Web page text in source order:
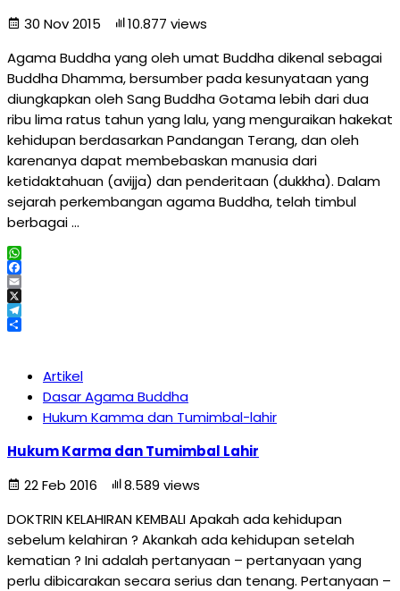
30 Nov 2015
10.877 views
Agama Buddha yang oleh umat Buddha dikenal sebagai
Buddha Dhamma, bersumber pada kesunyataan yang
diungkapkan oleh Sang Buddha Gotama lebih dari dua
ribu lima ratus tahun yang lalu, yang menguraikan hakekat
kehidupan berdasarkan Pandangan Terang, dan oleh
karenanya dapat membebaskan manusia dari
ketidaktahuan (avijja) dan penderitaan (dukkha). Dalam
sejarah perkembangan agama Buddha, telah timbul
berbagai …
WhatsApp
Facebook
Email
X
Telegram
Artikel
Dasar Agama Buddha
Hukum Kamma dan Tumimbal-lahir
Hukum Karma dan Tumimbal Lahir
22 Feb 2016
8.589 views
DOKTRIN KELAHIRAN KEMBALI Apakah ada kehidupan
sebelum kelahiran ? Akankah ada kehidupan setelah
kematian ? Ini adalah pertanyaan – pertanyaan yang
perlu dibicarakan secara serius dan tenang. Pertanyaan –